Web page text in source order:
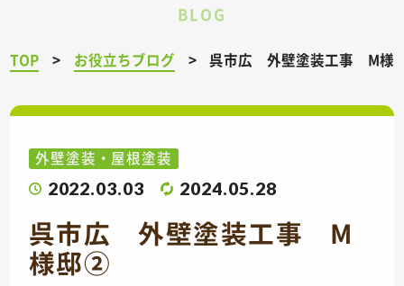
BLOG
TOP お役立ちブログ 呉市広 外壁塗装工事 M様
外壁塗装・屋根塗装
2022.03.03 2024.05.28
呉市広 外壁塗装工事 M
様邸②